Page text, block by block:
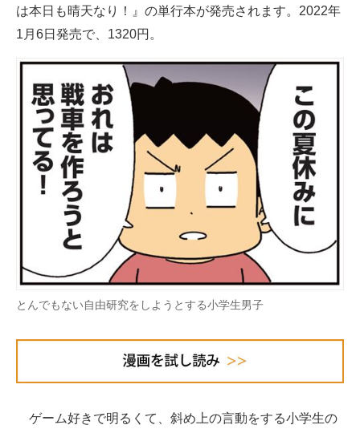
スマホと通信の最新トレンド
進化するPCとデバイスの未来
好きが集まる 比べて選べる
ビジネスと働き方のヒント
AI活用のいまが分かる
企業ITのトレンドを詳説
経営リーダーのコミュニティ
マーケ×ITの今がよく分かる
ITエンジニア向け専門サイト
IT製品の技術・比較・事例
モノづくり技術者専門サイト
は本日も晴天なり！』の単行本が発売されます。2022年
1月6日発売で、1320円。
とんでもない自由研究をしようとする小学生男子
ゲーム好きで明るくて、斜め上の言動をする小学生の